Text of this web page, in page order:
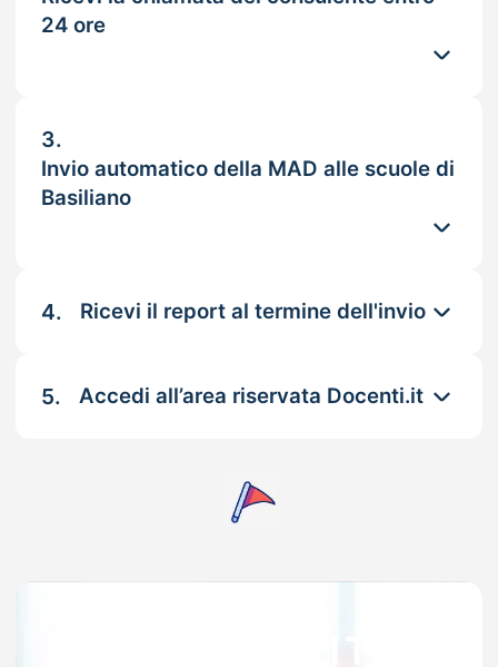
24 ore
3.
Invio automatico della MAD alle scuole di
Basiliano
4. Ricevi il report al termine dell'invio
5. Accedi all’area riservata Docenti.it